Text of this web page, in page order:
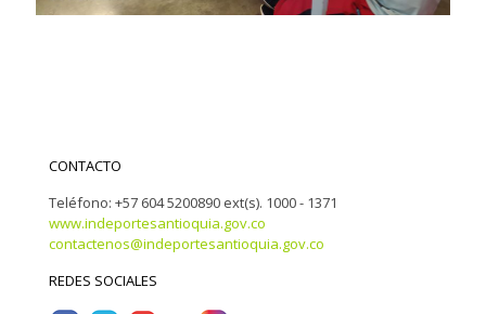
CONTACTO
Teléfono: +57 604 5200890 ext(s). 1000 - 1371
www.indeportesantioquia.gov.co
contactenos@indeportesantioquia.gov.co
REDES SOCIALES